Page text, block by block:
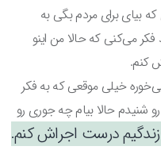
برای مردم بگی به
می‌کنی که حالا من اینو
خیلی موقعی که به فکر
حالا بیام چه جوری رو
درست اجراش کنم.